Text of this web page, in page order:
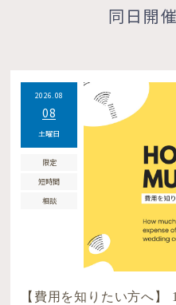
同日開
2026.08
08
土曜日
限定
短時間
相談
【費用を知りたい方へ】